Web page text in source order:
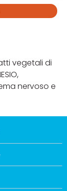
vegetali di
nervoso e